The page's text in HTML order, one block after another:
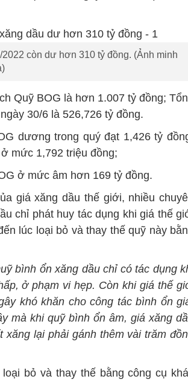
còn dư hơn 310 tỷ đồng. (Ảnh minh
Quỹ BOG là hơn 1.007 tỷ đồng;
30/6 là 526,726 tỷ đồng.
dương trong quý đạt 1,426 tỷ
mức 1,792 triệu đồng;
ở mức âm hơn 169 tỷ đồng.
giá xăng dầu thế giới, nhiều
chỉ phát huy tác dụng khi giá thế
lúc loại bỏ và thay thế quỹ này
bình ổn xăng dầu chỉ có tác dụng
ở phạm vi hẹp. Còn khi giá thế
khó khăn cho công tác bình ổn
mà khi quỹ bình ổn âm, giá xăng
lại phải gánh thêm vài trăm
bỏ và thay thế bằng công cụ